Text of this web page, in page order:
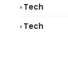
Tech
Tech